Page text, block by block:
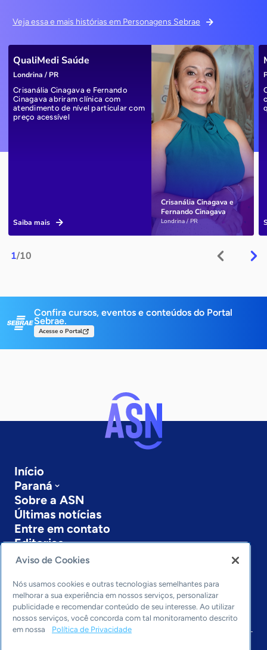
Veja essa e mais histórias em Personagens Sebrae
1/10
Crisanália Cinagava e
Fernando Cinagava
Londrina / PR
QualiMedi Saúde
Londrina / PR
Crisanália Cinagava e Fernando
Cinagava abriram clínica com
atendimento de nível particular com
preço acessível
Saiba mais
Confira cursos, eventos e conteúdos do Portal
Sebrae.
Acesse o Portal
Início
Paraná
Sobre a ASN
Últimas notícias
Entre em contato
Editorias
Economia & Política
Inovação & Tecnologia
Cultura empreendedora
Dados
Arquivo
Aviso de Cookies
Nós usamos cookies e outras tecnologias semelhantes para
melhorar a sua experiência em nossos serviços, personalizar
publicidade e recomendar conteúdo de seu interesse. Ao utilizar
nossos serviços, você concorda com tal monitoramento descrito
em nossa
Política de Privacidade